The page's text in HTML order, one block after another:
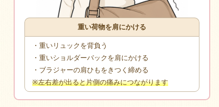
重い荷物を肩にかける
・重いリュックを背負う
・重いショルダーバックを肩にかける
・ブラジャーの肩ひもをきつく締める
※左右差が出ると片側の痛みにつながります